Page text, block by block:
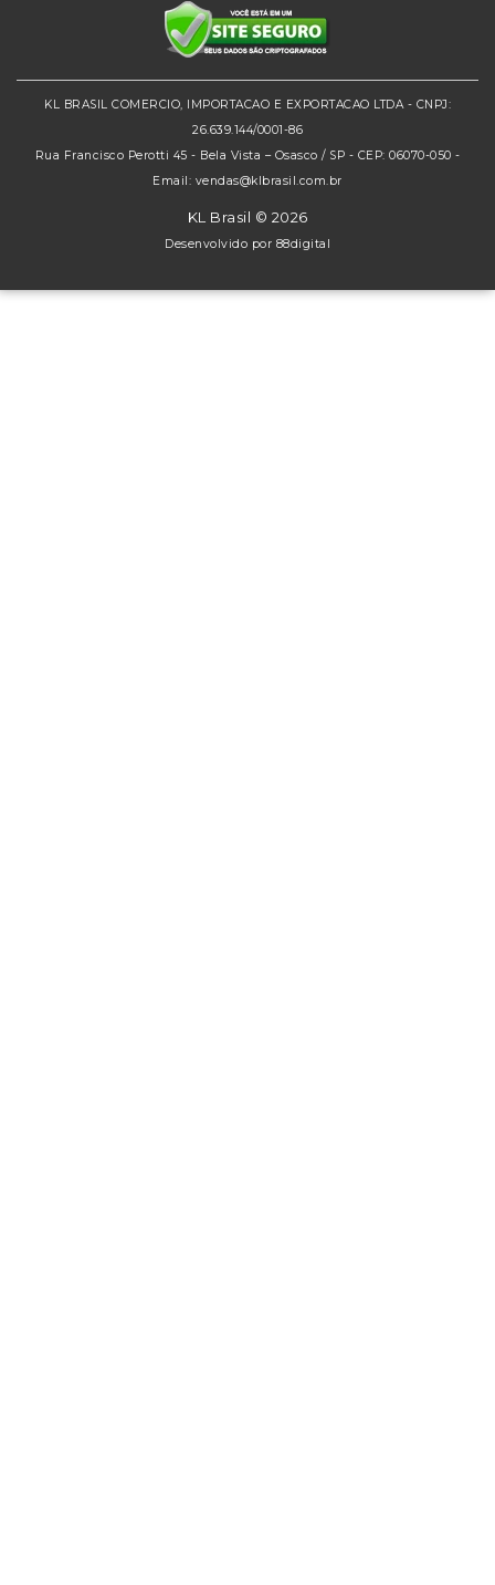
KL BRASIL COMERCIO, IMPORTACAO E EXPORTACAO LTDA - CNPJ:
26.639.144/0001-86
Rua Francisco Perotti 45 - Bela Vista – Osasco / SP - CEP: 06070-050 -
Email: vendas@klbrasil.com.br
KL Brasil © 2026
Desenvolvido por 88digital